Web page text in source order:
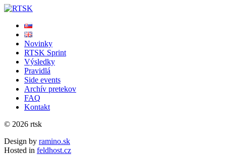
Novinky
RTSK Sprint
Výsledky
Pravidlá
Side events
Archív pretekov
FAQ
Kontakt
© 2026 rtsk
Design by ramino.sk
Hosted in feldhost.cz